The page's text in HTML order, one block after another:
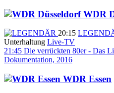
WDR
20:15
Unterhaltung Live-TV
21:45 Die verrückten 80er - Das
Dokumentation, 2016
WDR Essen